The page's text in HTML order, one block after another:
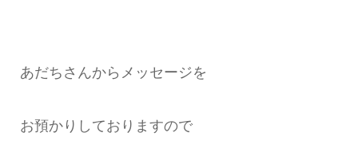
あだちさんからメッセージを
お預かりしておりますので